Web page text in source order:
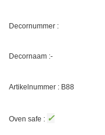
Decornummer :
Decornaam :-
Artikelnummer : B88
Oven safe : ✓